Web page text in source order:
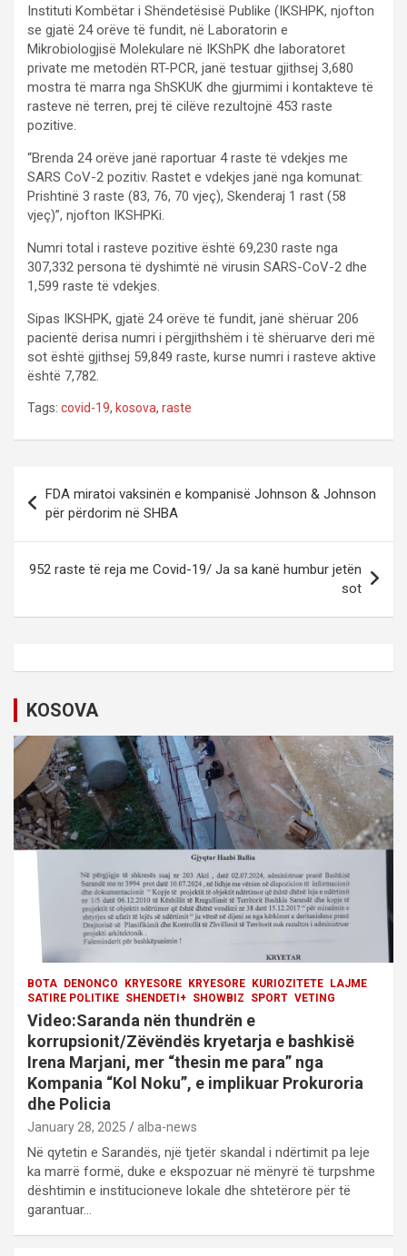
Instituti Kombëtar i Shëndetësisë Publike (IKSHPK, njofton
se gjatë 24 orëve të fundit, në Laboratorin e
Mikrobiologjisë Molekulare në IKShPK dhe laboratoret
private me metodën RT-PCR, janë testuar gjithsej 3,680
mostra të marra nga ShSKUK dhe gjurmimi i kontakteve të
rasteve në terren, prej të cilëve rezultojnë 453 raste
pozitive.
“Brenda 24 orëve janë raportuar 4 raste të vdekjes me
SARS CoV-2 pozitiv. Rastet e vdekjes janë nga komunat:
Prishtinë 3 raste (83, 76, 70 vjeç), Skenderaj 1 rast (58
vjeç)”, njofton IKSHPKi.
Numri total i rasteve pozitive është 69,230 raste nga
307,332 persona të dyshimtë në virusin SARS-CoV-2 dhe
1,599 raste të vdekjes.
Sipas IKSHPK, gjatë 24 orëve të fundit, janë shëruar 206
pacientë derisa numri i përgjithshëm i të shëruarve deri më
sot është gjithsej 59,849 raste, kurse numri i rasteve aktive
është 7,782.
Tags: covid-19, kosova, raste
s
a
a
i
o
n
FDA miratoi vaksinën e kompanisë Johnson & Johnson
për përdorim në SHBA
952 raste të reja me Covid-19/ Ja sa kanë humbur jetën
sot
KOSOVA
BOTA DENONCO KRYESORE KRYESORE KURIOZITETE
LAJME
SATIRE POLITIKE SHENDETI+ SHOWBIZ SPORT VETING
Video:Saranda nën thundrën e
korrupsionit/Zëvëndës kryetarja e bashkisë
Irena Marjani, mer “thesin me para” nga
Kompania “Kol Noku”, e implikuar Prokuroria
dhe Policia
January 28, 2025 alba-news
Në qytetin e Sarandës, një tjetër skandal i ndërtimit pa leje
ka marrë formë, duke e ekspozuar në mënyrë të turpshme
dështimin e institucioneve lokale dhe shtetërore për të
garantuar…